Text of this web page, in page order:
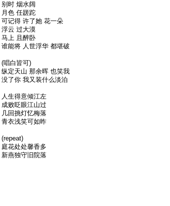
别时 烟水阔
月色 任蹉跎
可记得 许了她 花一朵
浮云 过大漠
马上 且醉卧
谁能将 人世浮华 都堪破
(唱白皆可)
纵定天山 那余晖 也笑我
没了你 我又装什么淡泊
人生得意倾江左
成败眨眼江山过
几回挑灯忆梅落
青衣浅笑可如昨
(repeat)
庭花处处馨香多
新燕独守旧院落